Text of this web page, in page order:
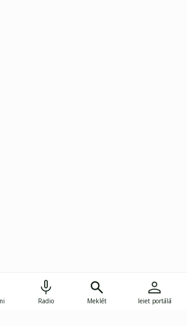
Radio Meklēt Ieiet portālā